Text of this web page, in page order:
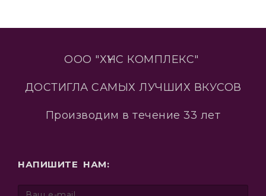
ООО "ХҮНС КОМПЛЕКС"
ДОСТИГЛА САМЫХ ЛУЧШИХ ВКУСОВ
Производим в течение 33 лет
НАПИШИТЕ НАМ: